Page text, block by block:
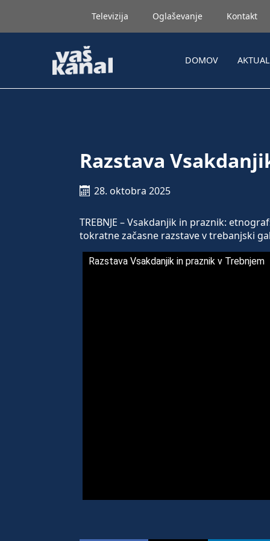
Televizija Oglaševanje Kontakt
DOMOV
Razstava
28. oktobra 2025
TREBNJE – Vsakdanjik in praznik:
tokratne začasne razstave v trebanjski
Razstava Vsakdanjik in praznik v Trebnjem